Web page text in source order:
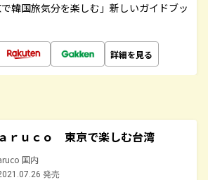
韓国旅気分を楽しむ」新しいガイドブッ
詳細を見る
ａｒｕｃｏ 東京で楽しむ台湾
国内
発売